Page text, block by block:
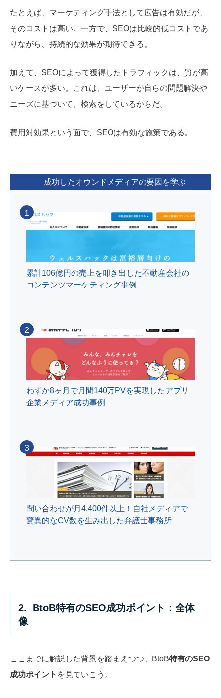
たとえば、マーケティング手法として広告は有効だが、
そのコストは高い。一方で、SEOは比較的低コストであ
りながら、持続的な効果が期待できる。
加えて、SEOによって獲得したトラフィックは、質が高
いケースが多い。これは、ユーザーが自らの問題解決や
ニーズに基づいて、検索をしているからだ。
費用対効果という面で、SEOは有効な施策である。
成功したオウンドメディアの要因を学ぶ
累計106億円の売上を叩き出した不動産会社の
コンテンツマーケティング事例
1
わずか8ヶ月で月間140万PVを実現したアプリ
企業メディア成功事例
2
問い合わせが月4,400件以上！自社メディアで
驚異的なCV数を生み出した弁護士事務所
3
2. BtoB特有のSEO成功ポイント：全体
像
ここまでに解説した背景を踏まえつつ、BtoB特有のSEO
成功ポイント を見ていこう。